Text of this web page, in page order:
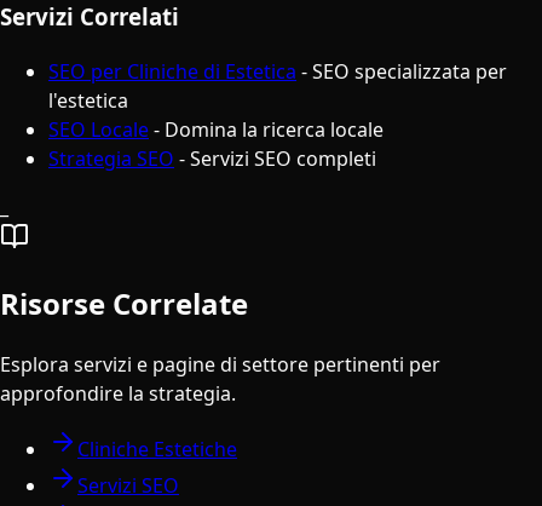
Servizi Correlati
SEO per Cliniche di Estetica - SEO specializzata per
l'estetica
SEO Locale- Domina la ricerca locale
Strategia SEO - Servizi SEO completi
Risorse Correlate
Esplora servizi e pagine di settore pertinenti per
approfondire la strategia.
Cliniche Estetiche
Servizi SEO